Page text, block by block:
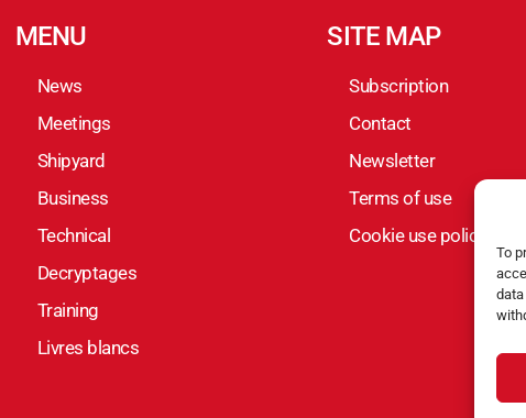
To
MENU
News
Meetings
Shipyard
Business
Technical
Decryptages
Training
Livres blancs
SITE MAP
Subscription
Contact
Newsletter
Terms of use
Cookie use policy